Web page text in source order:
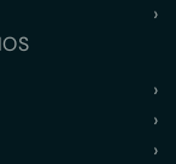
›
›
›
›